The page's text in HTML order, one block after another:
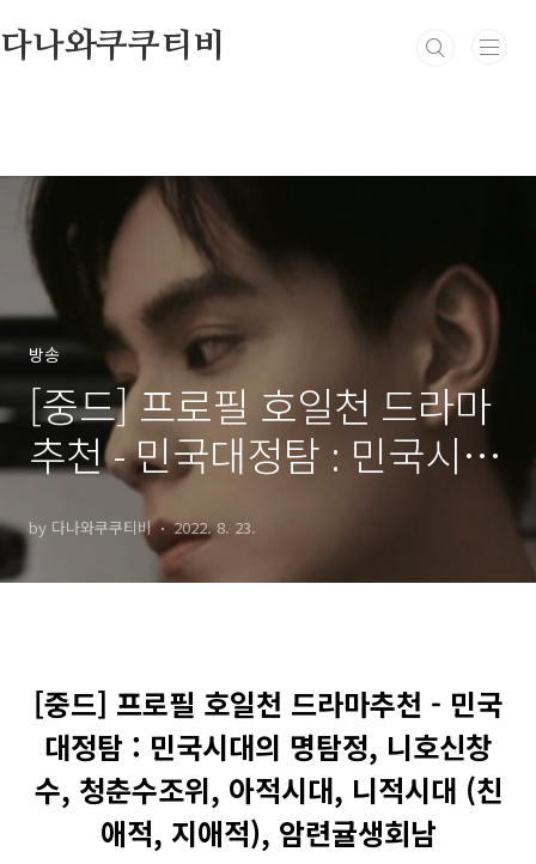
다나와쿠쿠티비
방송
[중드] 프로필 호일천 드라마
추천 - 민국대정탐 : 민국시대
의 명탐정, 니호신창수, 청춘
수조위, 아적시대, 니적시대
(친애적, 지애적), 암련귤생회
by 다나와쿠쿠티비 2022. 8. 23.
[중드] 프로필 호일천 드라마추천 - 민국
대정탐 : 민국시대의 명탐정, 니호신창
수, 청춘수조위, 아적시대, 니적시대 (친
애적, 지애적), 암련귤생회남